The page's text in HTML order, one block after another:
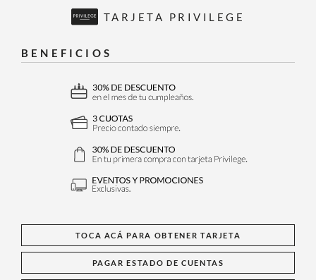
TARJETA PRIVILEGE
BENEFICIOS
TOCA ACÁ PARA OBTENER TARJETA
PAGAR ESTADO DE CUENTAS